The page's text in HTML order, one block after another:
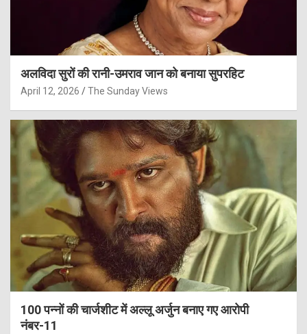
अलविदा सुरों की रानी-उमराव जान को बनाया सुपरहिट
April 12, 2026 The Sunday Views
100 पन्नों की चार्जशीट में अल्लू अर्जुन बनाए गए आरोपी
नंबर-11